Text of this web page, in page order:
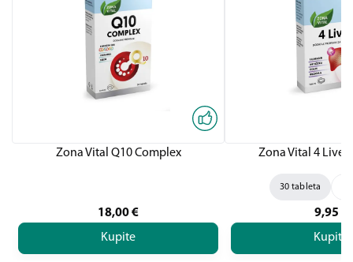
Zona Vital Q10 Complex
18,00€
Kupite
Zona Vital 4
30 tableta
9,95
Kupite